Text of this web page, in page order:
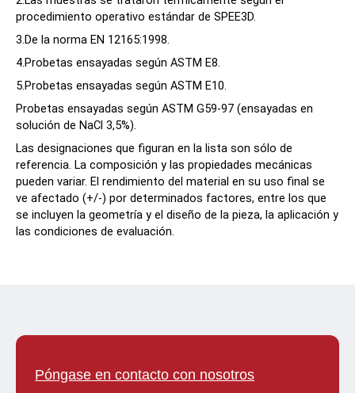
procedimiento operativo estándar de SPEE3D.
3.De la norma EN 12165:1998.
4.Probetas ensayadas según ASTM E8.
5.Probetas ensayadas según ASTM E10.
Probetas ensayadas según ASTM G59-97 (ensayadas en
solución de NaCl 3,5%).
Las designaciones que figuran en la lista son sólo de
referencia. La composición y las propiedades mecánicas
pueden variar. El rendimiento del material en su uso final se
ve afectado (+/-) por determinados factores, entre los que
se incluyen la geometría y el diseño de la pieza, la aplicación y
las condiciones de evaluación.
Póngase en contacto con nosotros